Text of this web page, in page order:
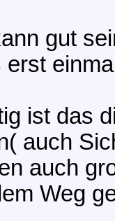
gut
erst
ist das
auch
auch
Weg